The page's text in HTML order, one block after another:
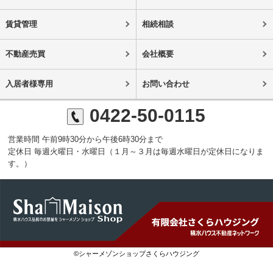
賃貸管理 相続相談
不動産売買 会社概要
入居者様専用 お問い合わせ
0422-50-0115
営業時間 午前9時30分から午後6時30分まで
定休日 毎週火曜日・水曜日（１月～３月は毎週水曜日が定休日になりま
す。）
©シャーメゾンショップさくらハウジング